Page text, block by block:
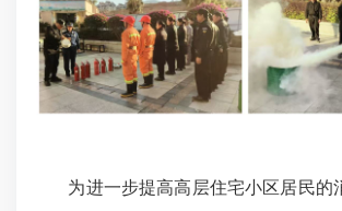
为进一步提高高层住宅小区居民的